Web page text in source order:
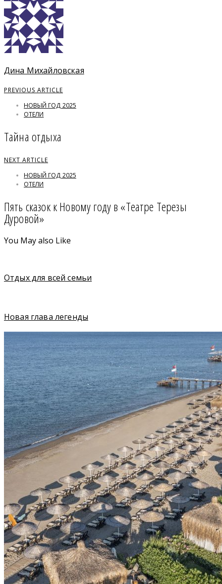
Дина Михайловская
PREVIOUS ARTICLE
НОВЫЙ ГОД 2025
ОТЕЛИ
Тайна отдыха
NEXT ARTICLE
НОВЫЙ ГОД 2025
ОТЕЛИ
Пять сказок к Новому году в «Театре Терезы
Дуровой»
You May also Like
Отдых для всей семьи
Новая глава легенды